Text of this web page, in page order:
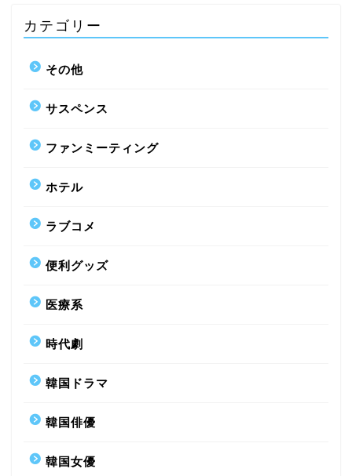
カテゴリー
その他
サスペンス
ファンミーティング
ホテル
ラブコメ
便利グッズ
医療系
時代劇
韓国ドラマ
韓国俳優
韓国女優